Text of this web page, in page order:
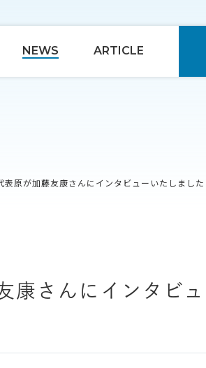
NEWS ARTICLE
原が加藤友康さんにインタビューいたしました
康さんにインタビュ